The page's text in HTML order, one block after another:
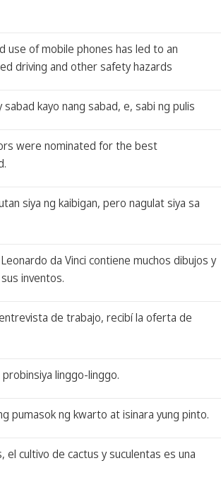
use of mobile phones has led to an
driving and other safety hazards
sabad kayo nang sabad, e, sabi ng pulis
were nominated for the best
siya ng kaibigan, pero nagulat siya sa
da Vinci contiene muchos dibujos y
inventos.
de trabajo, recibí la oferta de
linggo-linggo.
pumasok ng kwarto at isinara yung pinto.
el cultivo de cactus y suculentas es una